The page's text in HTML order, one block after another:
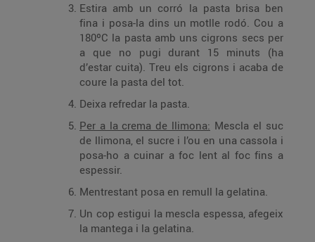
Estira amb un corró la pasta brisa ben
fina i posa-la dins un motlle rodó. Cou a
180ºC la pasta amb uns cigrons secs per
a que no pugi durant 15 minuts (ha
d’estar cuita). Treu els cigrons i acaba de
coure la pasta del tot.
Deixa refredar la pasta.
Per a la crema de llimona: Mescla el suc
de llimona, el sucre i l’ou en una cassola i
posa-ho a cuinar a foc lent al foc fins a
espessir.
Mentrestant posa en remull la gelatina.
Un cop estigui la mescla espessa, afegeix
la mantega i la gelatina.